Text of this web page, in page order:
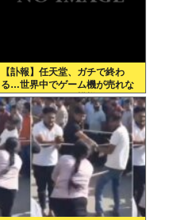
【訃報】任天堂、ガチで終わ
る…世界中でゲーム機が売れな
くなってしまった模様